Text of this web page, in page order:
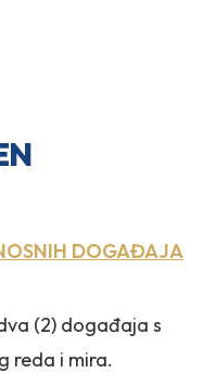
DOGAĐAJA
(2) događaja s
reda i mira.